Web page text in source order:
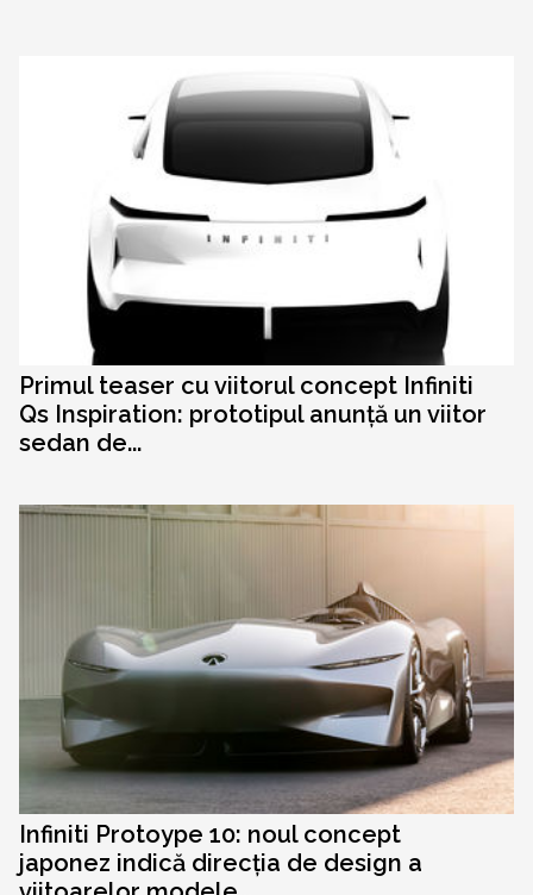
Primul teaser cu viitorul concept Infiniti
Qs Inspiration: prototipul anunță un viitor
sedan de...
Infiniti Protoype 10: noul concept
japonez indică direcția de design a